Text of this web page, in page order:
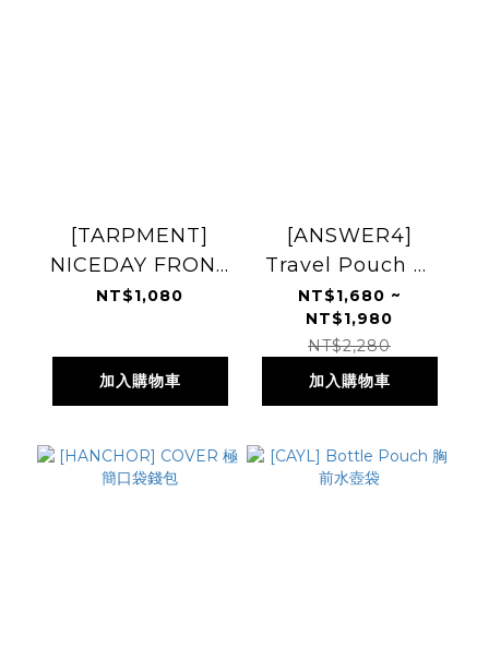
[TARPMENT]
NICEDAY FRONT
Pouch Camo
NT$1,080
加入購物車
[ANSWER4]
Travel Pouch 旅
行收納包
NT$1,680 ~
NT$1,980
NT$2,280
加入購物車